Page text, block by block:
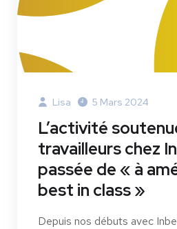
Lisa 5 Mars 2024
L’activité
travailleurs chez
passée de « à
best in class »
Depuis nos débuts avec